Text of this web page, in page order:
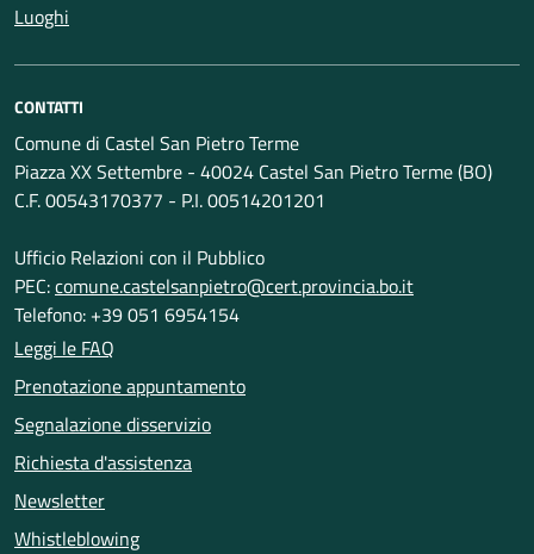
Luoghi
CONTATTI
Comune di Castel San Pietro Terme
Piazza XX Settembre - 40024 Castel San Pietro Terme (BO)
C.F. 00543170377 - P.I. 00514201201
Ufficio Relazioni con il Pubblico
PEC:comune.castelsanpietro@cert.provincia.bo.it
Telefono: +39 051 6954154
Leggi le FAQ
Prenotazione appuntamento
Segnalazione disservizio
Richiesta d'assistenza
Newsletter
Whistleblowing